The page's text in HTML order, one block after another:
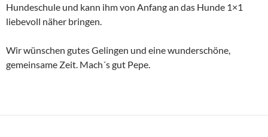
Hundeschule und kann ihm von Anfang an das Hunde 1×1
liebevoll näher bringen.
Wir wünschen gutes Gelingen und eine wunderschöne,
gemeinsame Zeit. Mach´s gut Pepe.